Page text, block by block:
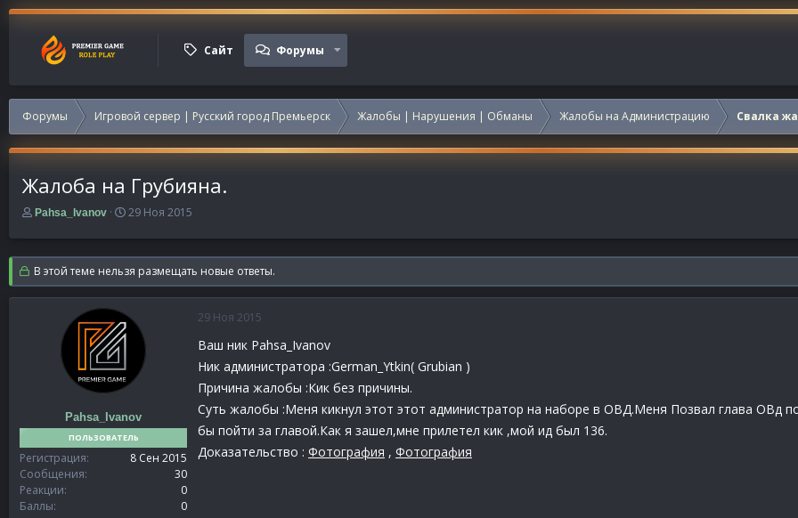
Сайт Форумы
Форумы Игровой сервер | Русский город Премьерск Жалобы | Нарушения | Обманы Жалобы на Администрацию Свалка
Жалоба на Грубияна.
А
т
о
р
т
Pahsa_Ivanov
Д
т
а
н
а
а
29 Ноя 2015
В этой теме нельзя размещать новые ответы.
Pahsa_Ivanov
ПОЛЬЗОВАТЕЛЬ
Регистрация
8 Сен 2015
Сообщения
30
Реакции
0
Баллы
0
29 Ноя 2015
Ваш ник Pahsa_Ivanov
Ник администратора :German_Ytkin( Grubian )
Причина жалобы :Кик без причины.
Суть жалобы :Меня кикнул этот этот администратор на наборе в ОВД.Меня Позвал глава ОВд
бы пойти за главой.Как я зашел,мне прилетел кик ,мой ид был 136.
Доказательство : Фотография , Фотография